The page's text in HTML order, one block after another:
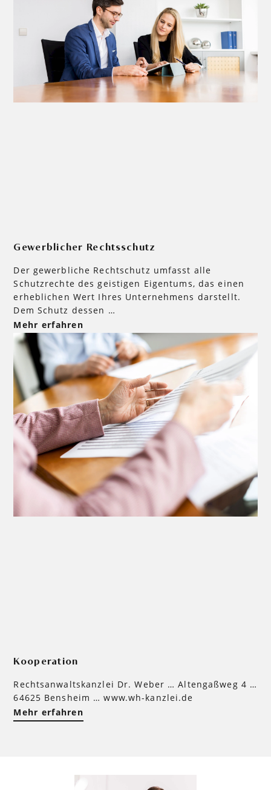
Gewerblicher Rechtsschutz
Der gewerbliche Rechtschutz umfasst alle
Schutzrechte des geistigen Eigentums, das einen
erheblichen Wert Ihres Unternehmens darstellt.
Dem Schutz dessen …
Mehr erfahren
Kooperation
Rechtsanwaltskanzlei Dr. Weber … Altengaßweg 4 …
64625 Bensheim … www.wh-kanzlei.de
Mehr erfahren